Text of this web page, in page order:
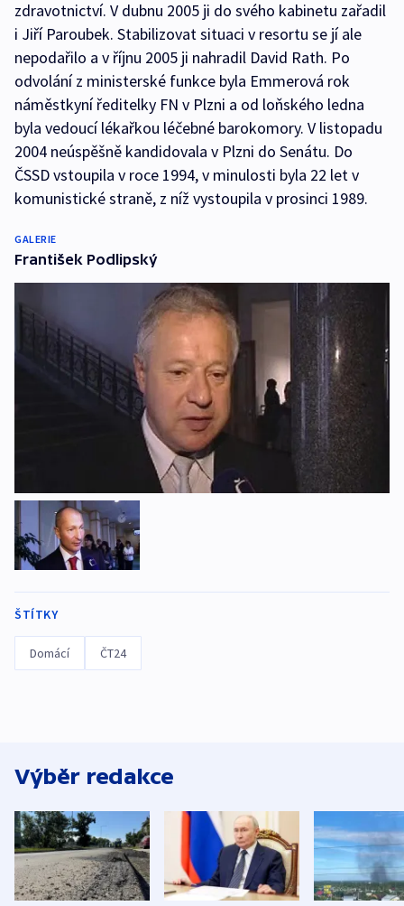
zdravotnictví. V dubnu 2005 ji do svého kabinetu zařadil
i Jiří Paroubek. Stabilizovat situaci v resortu se jí ale
nepodařilo a v říjnu 2005 ji nahradil David Rath. Po
odvolání z ministerské funkce byla Emmerová rok
náměstkyní ředitelky FN v Plzni a od loňského ledna
byla vedoucí lékařkou léčebné barokomory. V listopadu
2004 neúspěšně kandidovala v Plzni do Senátu. Do
ČSSD vstoupila v roce 1994, v minulosti byla 22 let v
komunistické straně, z níž vystoupila v prosinci 1989.
GALERIE
František Podlipský
ŠTÍTKY
Domácí ČT24
Výběr redakce